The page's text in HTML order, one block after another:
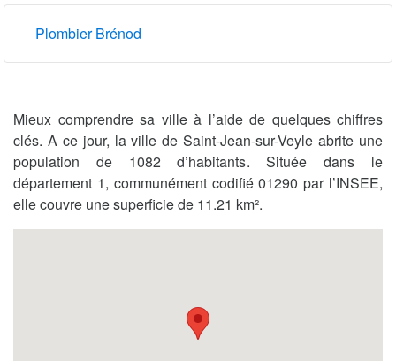
Plombier Brénod
Mieux comprendre sa ville à l’aide de quelques chiffres
clés. A ce jour, la ville de Saint-Jean-sur-Veyle abrite une
population de 1082 d’habitants. Située dans le
département 1, communément codifié 01290 par l’INSEE,
elle couvre une superficie de 11.21 km².